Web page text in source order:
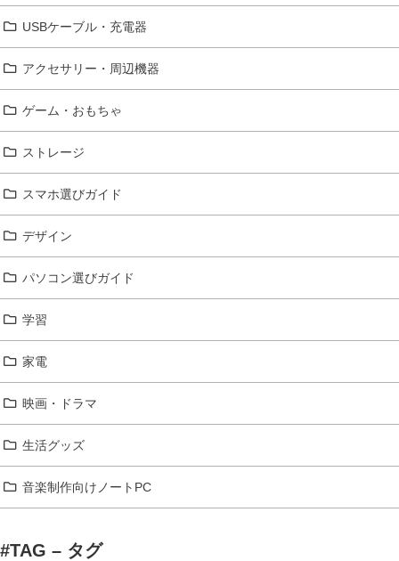
USBケーブル・充電器
アクセサリー・周辺機器
ゲーム・おもちゃ
ストレージ
スマホ選びガイド
デザイン
パソコン選びガイド
学習
家電
映画・ドラマ
生活グッズ
音楽制作向けノートPC
#TAG – タグ